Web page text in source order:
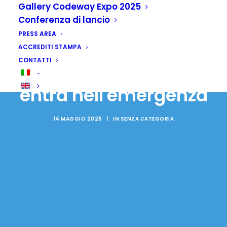
Gallery Codeway Expo 2025
Conferenza di lancio
PRESS AREA
ACCREDITI STAMPA
CONTATTICooperazione:
Codeway, lo sviluppo
entra nell'emergenza
14 MAGGIO 2026 | IN SENZA CATEGORIA